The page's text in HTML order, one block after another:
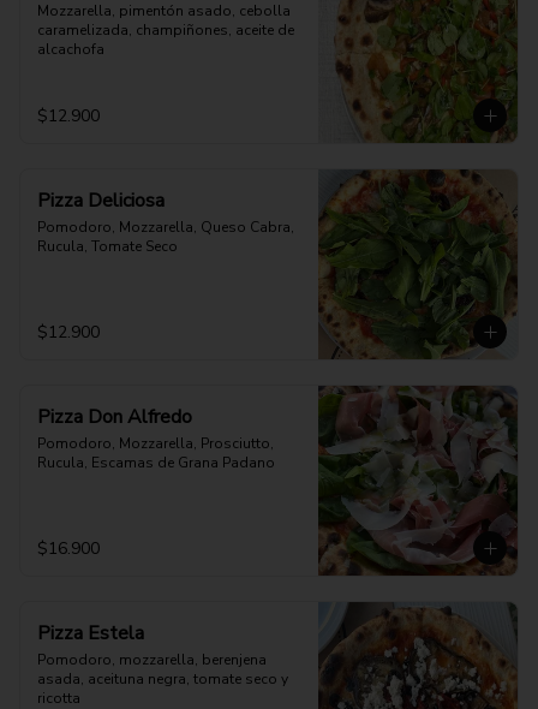
Mozzarella, pimentón asado, cebolla
caramelizada, champiñones, aceite de
alcachofa
$12.900
Pizza Deliciosa
Pomodoro, Mozzarella, Queso Cabra,
Rucula, Tomate Seco
$12.900
Pizza Don Alfredo
Pomodoro, Mozzarella, Prosciutto,
Rucula, Escamas de Grana Padano
$16.900
Pizza Estela
Pomodoro, mozzarella, berenjena
asada, aceituna negra, tomate seco y
ricotta